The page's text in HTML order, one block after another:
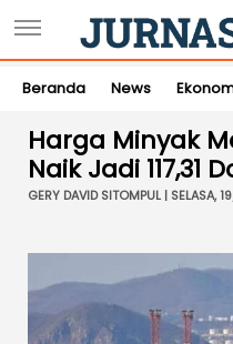
Beranda News
Harga Minyak
Naik Jadi 117,31
GERY DAVID SITOMPUL |